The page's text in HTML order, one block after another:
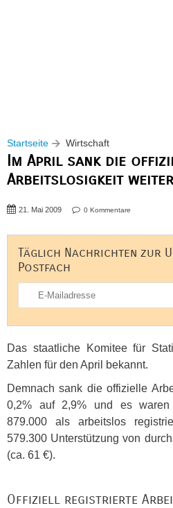
Startseite Wirtschaft
Im April sank die
Arbeitslosigkeit weiter
21. Mai 2009 0 Kommentare
Täglich Nachrichten zur
Postfach
Das staatliche Komitee für
Zahlen für den April bekannt.
Demnach sank die offizielle
0,2% auf 2,9% und es waren
879.000 als arbeitslos
579.300 Unterstützung von
(ca. 61 €).
Offiziell registrierte